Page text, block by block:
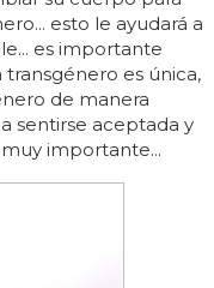
esto le ayudará a
es importante
es única,
de manera
sentirse aceptada y
importante...